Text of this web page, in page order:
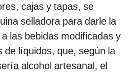
cajas y tapas, se
selladora para darle la
las bebidas modificadas y
de líquidos, que, según la
alcohol artesanal, el